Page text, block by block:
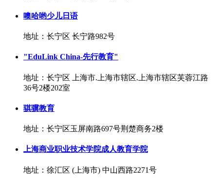
噢哈哟少儿日语
地址：长宁区 长宁路982号
"EduLink China-先行教育"
地址：长宁区 上海市.上海市辖区.上海市辖区芙蓉江路
36号2楼202室
骐骥教育
地址：长宁区玉屏南路697号荆楚商务2楼
上海商业职业技术学院成人教育学院
地址：徐汇区 (上海市) 中山西路2271号